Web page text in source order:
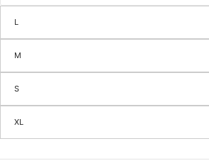
L
M
S
XL